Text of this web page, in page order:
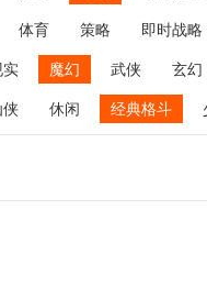
体育 策略
即时战略
棋类 牌类 麻将
实 魔幻 武侠 玄幻
侠 休闲 经典格斗